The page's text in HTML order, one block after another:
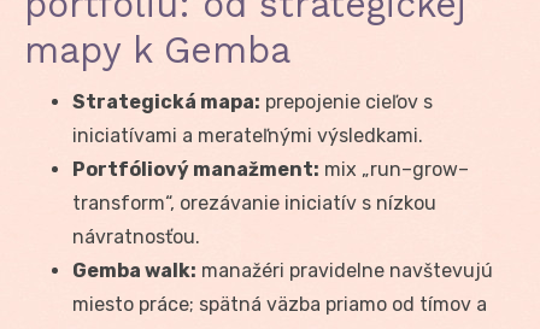
mapy k Gemba
Strategická mapa: prepojenie cieľov s
iniciatívami a merateľnými výsledkami.
Portfóliový manažment: mix „run–grow–
transform“, orezávanie iniciatív s nízkou
návratnosťou.
Gemba walk: manažéri pravidelne navštevujú
miesto práce; spätná väzba priamo od tímov a